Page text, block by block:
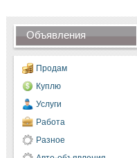
Объявления
Продам
Куплю
Услуги
Работа
Разное